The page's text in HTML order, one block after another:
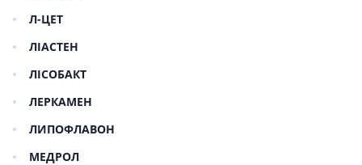
Л-ЦЕТ
ЛІАСТЕН
ЛІСОБАКТ
ЛЕРКАМЕН
ЛИПОФЛАВОН
МЕДРОЛ